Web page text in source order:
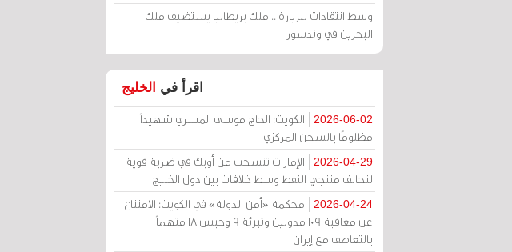
وسط انتقادات للزيارة .. ملك بريطانيا يستضيف ملك
البحرين في وندسور
اقرأ في الخليج
2026-06-02
الكويت: الحاج موسى المسري شهيداً
مظلومًا بالسجن المركزي
2026-04-29
الإمارات تنسحب من أوبك في ضربة قوية
لتحالف منتجي النفط وسط خلافات بين دول الخليج
2026-04-24
محكمة «أمن الدولة» في الكويت: الامتناع
عن معاقبة 109 مدونين وتبرئة 9 وحبس 18 متهماً
بالتعاطف مع إيران